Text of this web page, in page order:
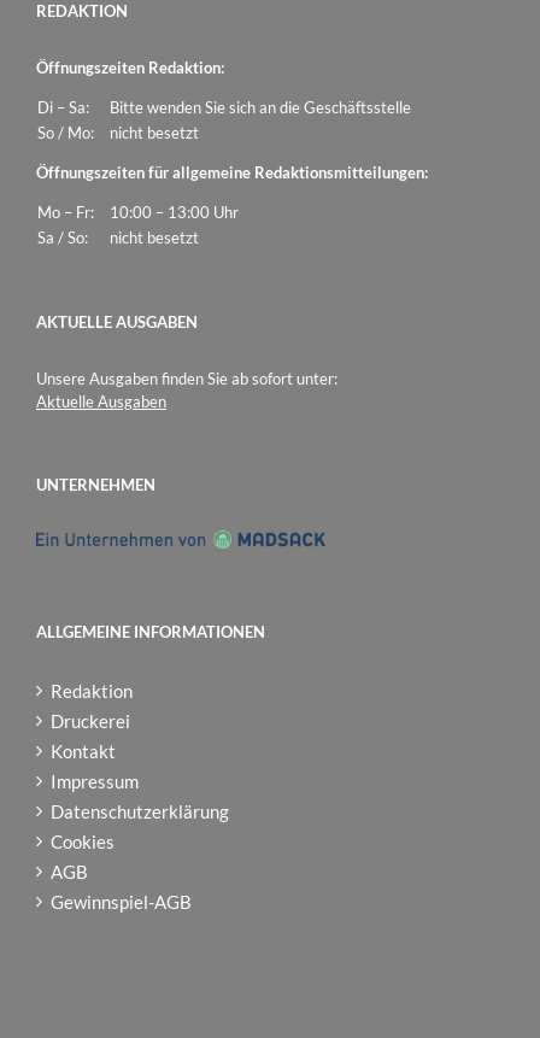
REDAKTION
Öffnungszeiten Redaktion:
Di – Sa:
Bitte wenden Sie sich an die Geschäftsstelle
So / Mo:
nicht besetzt
Öffnungszeiten für allgemeine Redaktionsmitteilungen:
Mo – Fr:
10:00 – 13:00 Uhr
Sa / So:
nicht besetzt
AKTUELLE AUSGABEN
Unsere Ausgaben finden Sie ab sofort unter:
Aktuelle Ausgaben
UNTERNEHMEN
ALLGEMEINE INFORMATIONEN
Redaktion
Druckerei
Kontakt
Impressum
Datenschutzerklärung
Cookies
AGB
Gewinnspiel-AGB